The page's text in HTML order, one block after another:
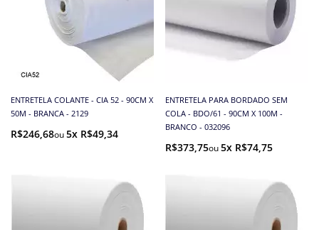
ENTRETELA COLANTE - CIA 52 - 90CM X
50M - BRANCA - 2129
R$246,68 5x R$49,34
ENTRETELA PARA BORDADO SEM
COLA - BDO/61 - 90CM X 100M -
BRANCO - 032096
R$373,75 5x R$74,75